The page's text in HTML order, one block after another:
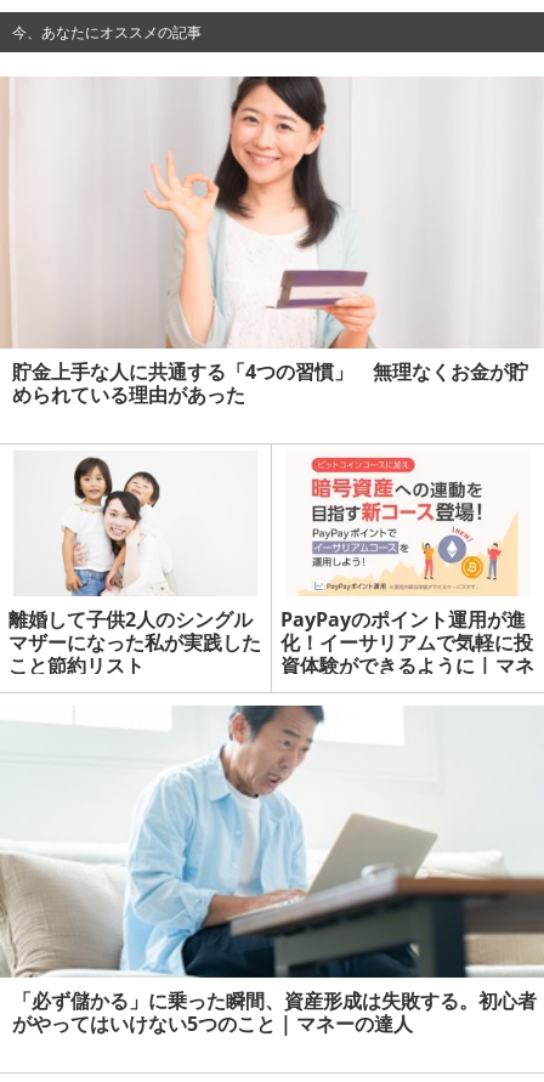
今、あなたにオススメの記事
貯金上手な人に共通する「4つの習慣」 無理なくお金が貯
められている理由があった
離婚して子供2人のシングル
マザーになった私が実践した
こと節約リスト
PayPayのポイント運用が進
化！イーサリアムで気軽に投
資体験ができるように | マネ
ーの達人
「必ず儲かる」に乗った瞬間、資産形成は失敗する。初心者
がやってはいけない5つのこと | マネーの達人